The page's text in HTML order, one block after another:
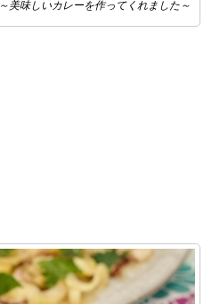
美味しいカレーを作ってくれました～